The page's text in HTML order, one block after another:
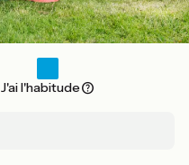
J'ai l'habitude